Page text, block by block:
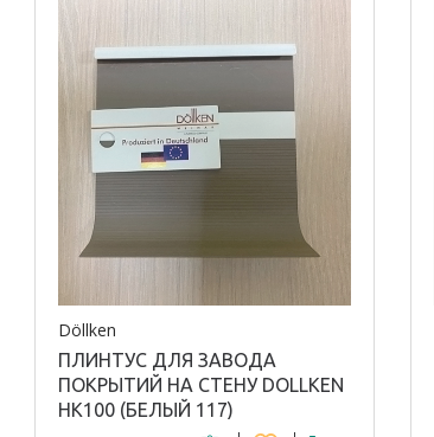
Материал плинтуса /
профиля:
ПВХ
Döllken
ПЛИНТУС ДЛЯ ЗАВОДА
ПОКРЫТИЙ НА СТЕНУ DOLLKEN
HK100 (БЕЛЫЙ 117)